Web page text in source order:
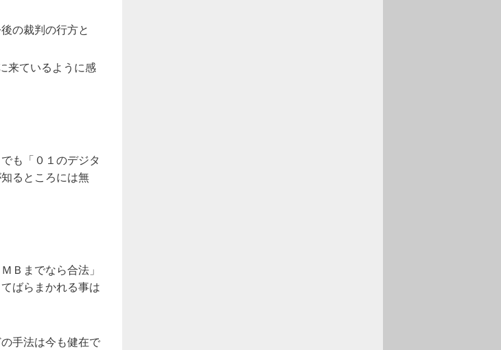
の裁判の行方と
来ているように感
も「０１のデジタ
るところには無
Ｂまでなら合法」
ばらまかれる事は
手法は今も健在で